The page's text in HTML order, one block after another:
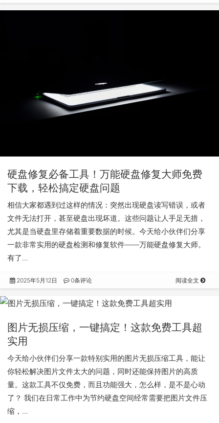
硬盘修复必备工具！万能硬盘修复大师免费
下载，轻松搞定硬盘问题
相信大家都遇到过这样的情况：突然出现硬盘读写错误，或者
文件无法打开，甚至硬盘出现坏道。这些问题让人手足无措，
尤其是当硬盘里存储着重要数据的时候。今天给小伙伴们分享
一款非常实用的硬盘检测和修复软件——万能硬盘修复大师。
有了…
2025年5月12日 0条评论 阅读全文
图片无损压缩，一键搞定！这款免费工具超
实用
今天给小伙伴们分享一款特别实用的图片无损压缩工具，能让
你轻松解决图片文件太大的问题，同时还能保持图片的高质
量。这款工具不仅免费，而且功能强大，怎么样，是不是心动
了？ 我们在日常工作中为节约硬盘空间经常需要把图片文件压
缩，…